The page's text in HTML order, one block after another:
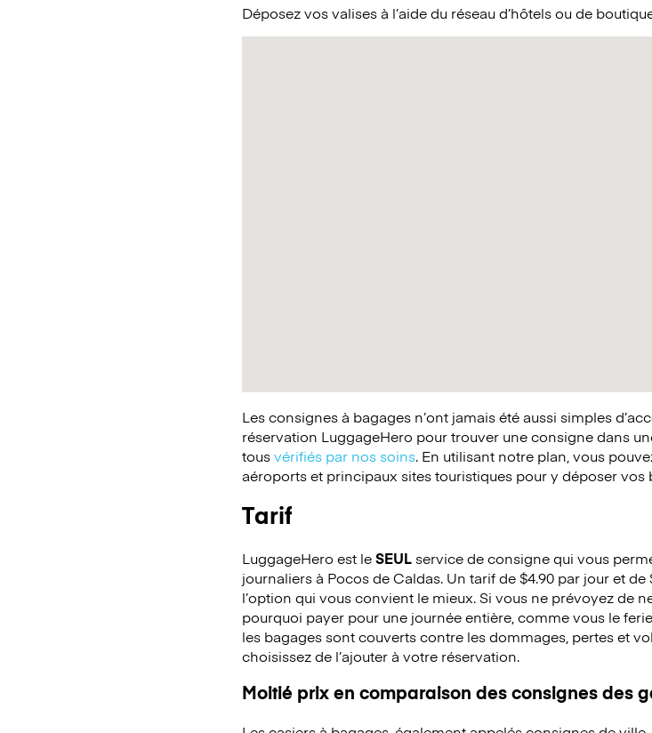
Déposez vos valises à l’aide du réseau d’hôtels ou de
Les consignes à bagages n’ont jamais été aussi simples
réservation LuggageHero pour trouver une consigne dans
tousvérifiés par nos soins. En utilisant notre plan, vous
aéroports et principaux sites touristiques pour y déposer vos
Tarif
LuggageHero est leSEULservice de consigne qui vous
journaliers à Pocos de Caldas. Un tarif de $4.90 par jour et
l’option qui vous convient le mieux. Si vous ne prévoyez de
pourquoi payer pour une journée entière, comme vous le
les bagages sont couverts contre les dommages, pertes et
choisissez de l’ajouter à votre réservation.
Moitié prix en comparaison des consignes des